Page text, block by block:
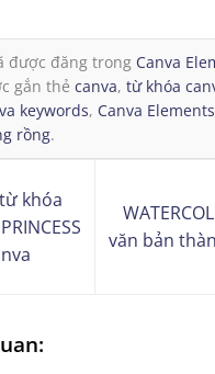
được đăng trong Canva
gắn thẻ canva, từ khóa
keywords, Canva
rồng.
khóa
văn bản